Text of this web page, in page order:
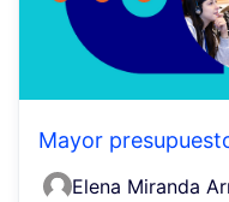
Mayor
Elena Miranda